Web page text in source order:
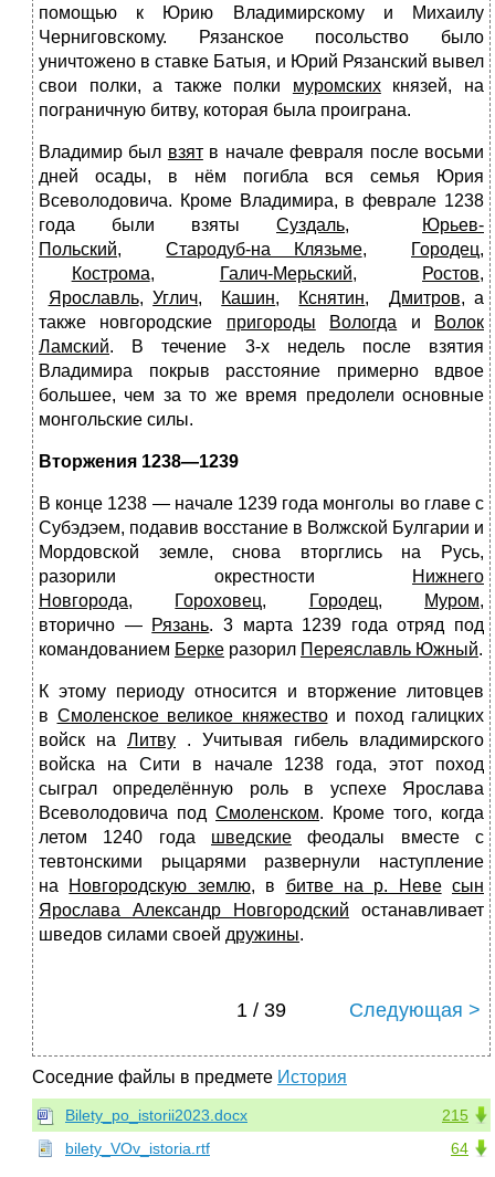
помощью к Юрию Владимирскому и Михаилу
Черниговскому. Рязанское посольство было
уничтожено в ставке Батыя, и Юрий Рязанский вывел
свои полки, а также полки муромскихкнязей, на
пограничную битву, которая была проиграна.
Владимир был взятв начале февраля после восьми
дней осады, в нём погибла вся семья Юрия
Всеволодовича. Кроме Владимира, в феврале 1238
года были взяты Суздаль,
Юрьев-
Польский,Стародуб-на Клязьме, Городец,
Кострома, Галич-Мерьский, Ростов,
Ярославль,Углич, Кашин, Кснятин, Дмитров, а
также новгородские пригороды Вологда и
Волок
Ламский. В течение 3-х недель после взятия
Владимира покрыв расстояние примерно вдвое
большее, чем за то же время предолели основные
монгольские силы.
Вторжения 1238—1239
В конце 1238 — начале 1239 года монголы во главе с
Субэдэем, подавив восстание в Волжской Булгарии и
Мордовской земле, снова вторглись на Русь,
разорили окрестности
Нижнего
Новгорода, Гороховец, Городец, Муром,
вторично — Рязань. 3 марта 1239 года отряд под
командованием Берке разорил Переяславль Южный.
К этому периоду относится и вторжение литовцев
в Смоленское великое княжествои поход галицких
войск на Литву . Учитывая гибель владимирского
войска на Сити в начале 1238 года, этот поход
сыграл определённую роль в успехе Ярослава
Всеволодовича под Смоленском. Кроме того, когда
летом 1240 года шведские феодалы вместе с
тевтонскими рыцарями развернули наступление
на Новгородскую землю, в битве на р. Неве сын
Ярослава Александр Новгородский останавливает
шведов силами своей дружины.
1 / 39 Следующая >
Соседние файлы в предмете История
215
Bilety_po_istorii2023.docx
64
bilety_VOv_istoria.rtf